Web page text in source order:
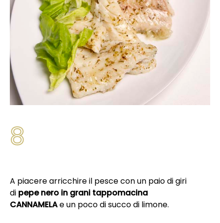
8
A piacere arricchire il pesce con un paio di giri
di pepe nero in grani tappomacina
CANNAMELAe un poco di succo di limone.